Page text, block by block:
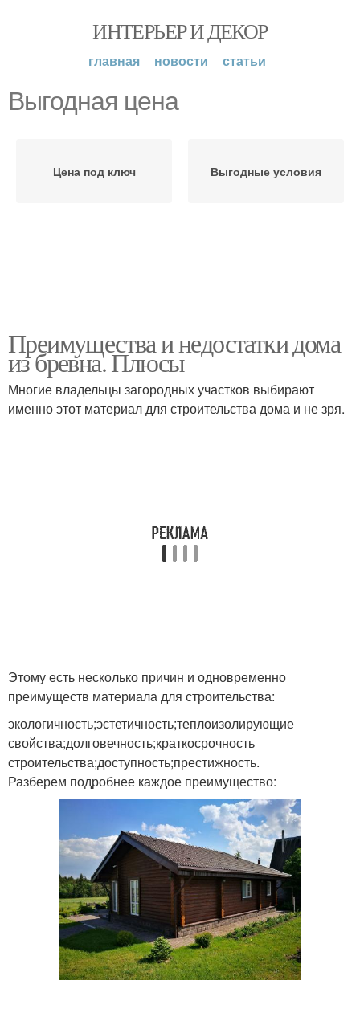
ИНТЕРЬЕР И ДЕКОР
главная новости статьи
Выгодная цена
Цена под ключ Выгодные условия
Преимущества и недостатки дома
из бревна. Плюсы
Многие владельцы загородных участков выбирают
именно этот материал для строительства дома и не зря.
Этому есть несколько причин и одновременно
преимуществ материала для строительства:
экологичность;эстетичность;теплоизолирующие
свойства;долговечность;краткосрочность
строительства;доступность;престижность.
Разберем подробнее каждое преимущество: